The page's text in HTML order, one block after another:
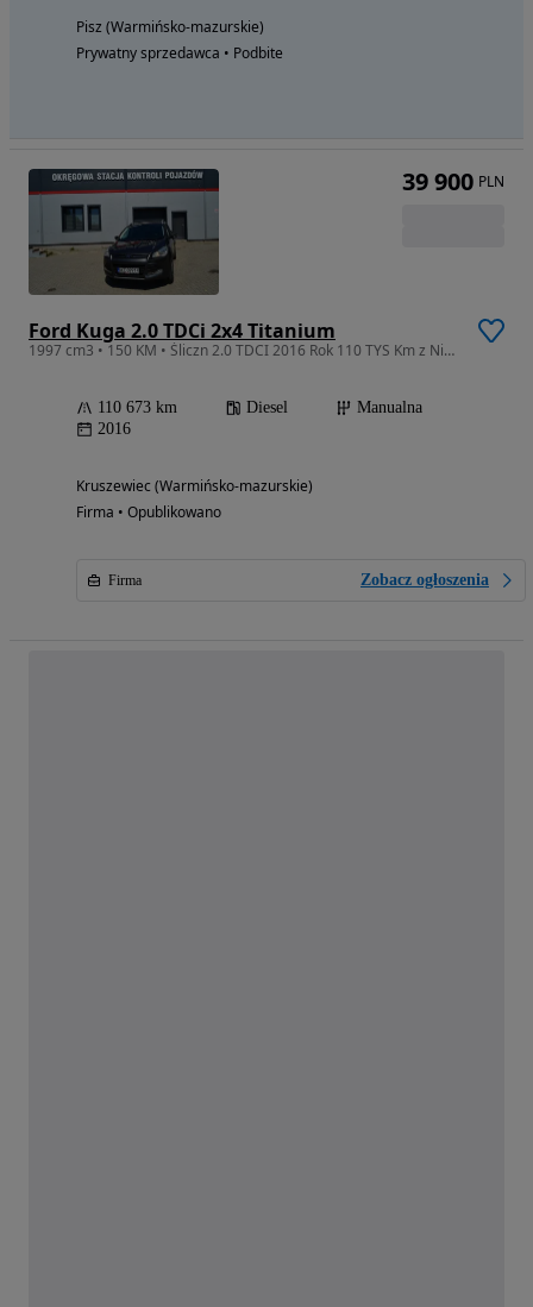
Pisz (Warmińsko-mazurskie)
Prywatny sprzedawca • Podbite
Ford Kuga 2.0 TDCi 2x4 Titanium
1997 cm3 • 150 KM • Śliczn 2.0 TDCI 2016 Rok 110 TYS Km z Niemiec Zarejstrowany
110 673 km Diesel
Manualna
2016
Kruszewiec (Warmińsko-mazurskie)
Firma • Opublikowano
Firma Zobacz ogłoszenia
39 900 PLN